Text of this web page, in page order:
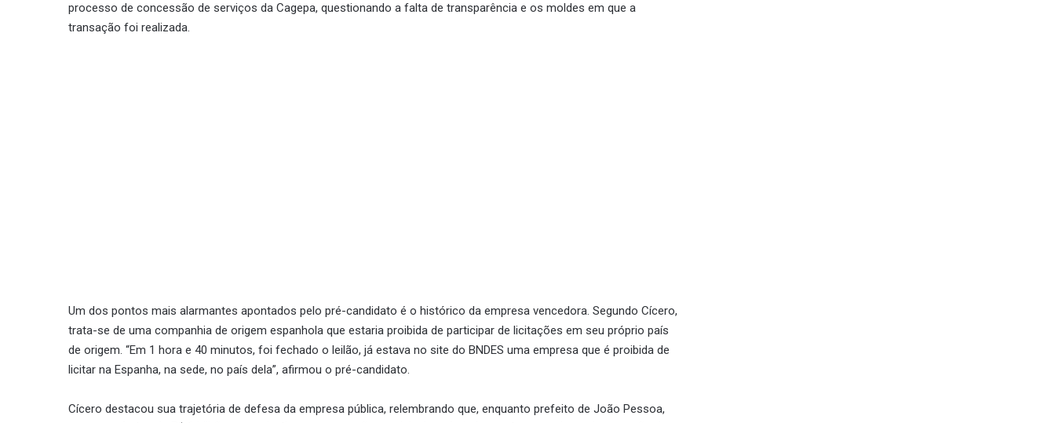
processo de concessão de serviços da Cagepa, questionando a falta de transparência e os moldes em que a
transação foi realizada.
Um dos pontos mais alarmantes apontados pelo pré-candidato é o histórico da empresa vencedora. Segundo Cícero,
trata-se de uma companhia de origem espanhola que estaria proibida de participar de licitações em seu próprio país
de origem. “Em 1 hora e 40 minutos, foi fechado o leilão, já estava no site do BNDES uma empresa que é proibida de
licitar na Espanha, na sede, no país dela”, afirmou o pré-candidato.
Cícero destacou sua trajetória de defesa da empresa pública, relembrando que, enquanto prefeito de João Pessoa,